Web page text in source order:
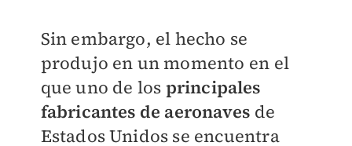
Sin embargo, el hecho se
produjo en un momento en el
que uno de los principales
fabricantes de aeronaves de
Estados Unidos se encuentra